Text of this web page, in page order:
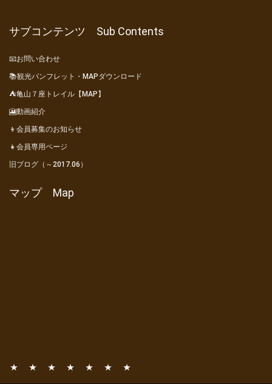
サブコンテンツ Sub Contents
📧お問い合わせ
📚観光パンフレット・MAPダウンロード
⛺亀山７座トレイル【MAP】
🎦動画紹介
👦会員募集のお知らせ
👧会員専用ページ
旧ブログ（～2017.06）
マップ Map